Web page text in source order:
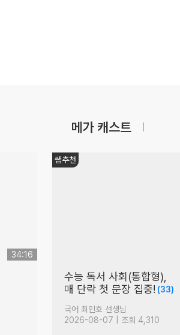
메가 캐스트
34:16
쌤추천
수능 독서 사회(통합형),
매 단락 첫 문장 집중! (33)
국어 최인호 선생님
2026-08-07 | 조회 4,310